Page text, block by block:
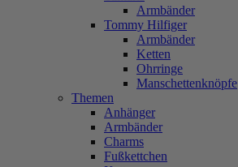
Armbänder
Tommy Hilfiger
Armbänder
Ketten
Ohrringe
Manschettenknöpfe
Themen
Anhänger
Armbänder
Charms
Fußkettchen